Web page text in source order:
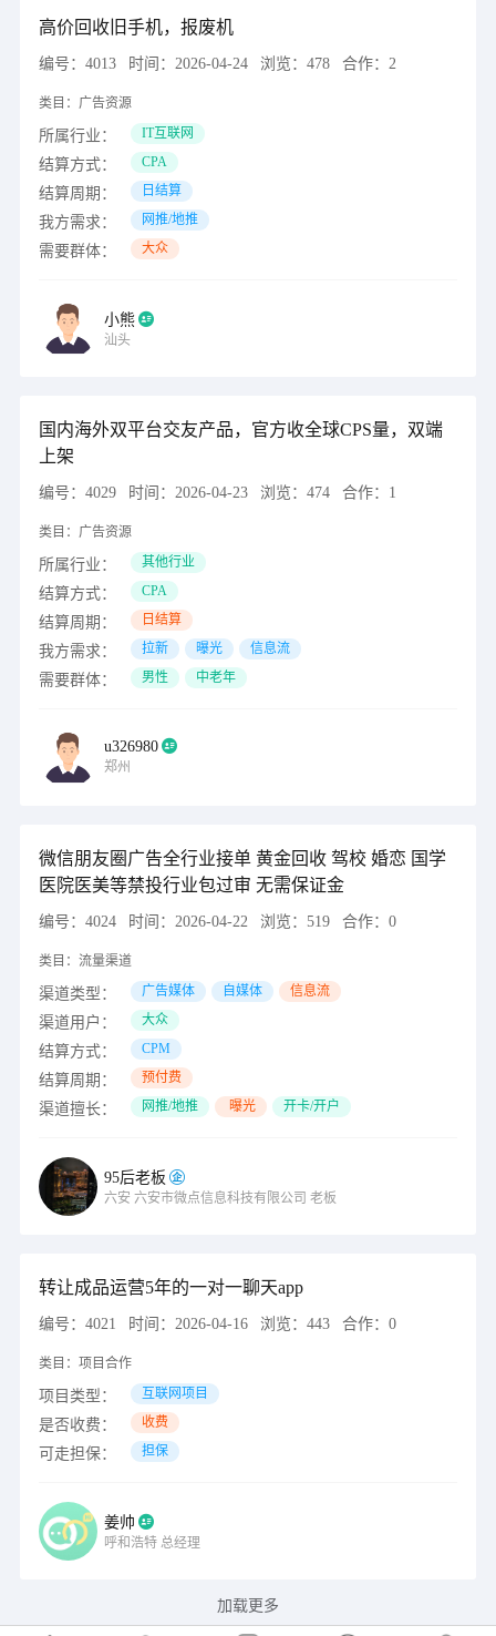
高价回收旧手机，报废机
编号： 4013 时间： 2026-04-24 浏览： 478 合作： 2
类目： 广告资源
所属行业： IT互联网
结算方式： CPA
结算周期： 日结算
我方需求： 网推/地推
需要群体： 大众
小熊
汕头
国内海外双平台交友产品，官方收全球CPS量，双端
上架
编号： 4029 时间： 2026-04-23 浏览： 474 合作： 1
类目： 广告资源
所属行业： 其他行业
结算方式： CPA
结算周期： 日结算
我方需求： 拉新 曝光 信息流
需要群体： 男性 中老年
u326980
郑州
微信朋友圈广告全行业接单 黄金回收 驾校 婚恋 国学
医院医美等禁投行业包过审 无需保证金
编号： 4024 时间： 2026-04-22 浏览： 519 合作： 0
类目： 流量渠道
渠道类型： 广告媒体 自媒体 信息流
渠道用户： 大众
结算方式： CPM
结算周期： 预付费
渠道擅长： 网推/地推 曝光 开卡/开户
95后老板
六安 六安市微点信息科技有限公司 老板
转让成品运营5年的一对一聊天app
编号： 4021 时间： 2026-04-16 浏览： 443 合作： 0
类目： 项目合作
项目类型： 互联网项目
是否收费： 收费
可走担保： 担保
姜帅
呼和浩特 总经理
加载更多